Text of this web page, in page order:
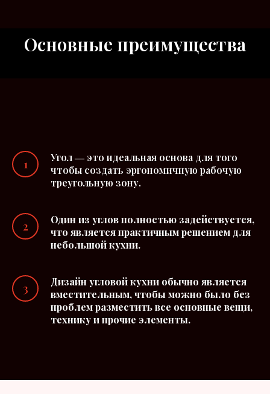
Основные преимущества
Угол ― это идеальная основа для того
чтобы создать эргономичную рабочую
треугольную зону.
Один из углов полностью задействуется,
что является практичным решением для
небольшой кухни.
Дизайн угловой кухни обычно является
вместительным, чтобы можно было без
проблем разместить все основные вещи,
технику и прочие элементы.